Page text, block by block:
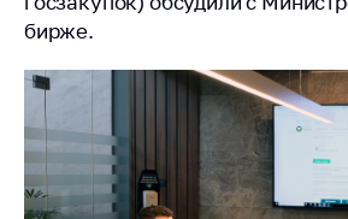
данных
Новости
Обратиться в МАРТ
Личный прием
граждан и юр. лиц
бирже.